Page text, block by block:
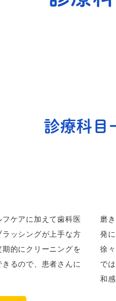
診療科目
ケアに加えて歯科医
ッシングが上手な方
的にクリーニングを
るので、患者さんに
磨
発
徐
で
和